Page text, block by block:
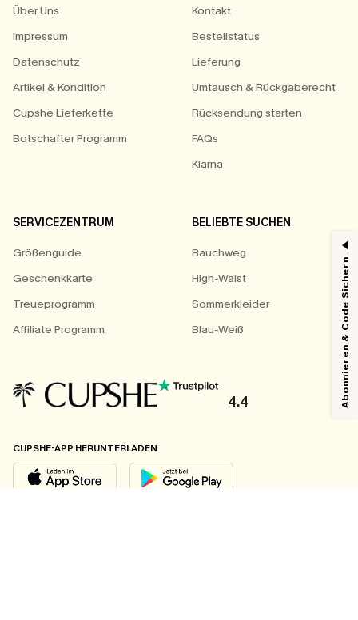
Über Uns
Impressum
Datenschutz
Artikel & Kondition
Cupshe Lieferkette
Botschafter Programm
Kontakt
Bestellstatus
Lieferung
Umtausch & Rückgaberecht
Rücksendung starten
FAQs
Klarna
SERVICEZENTRUM
Größenguide
Geschenkkarte
Treueprogramm
Affiliate Programm
BELIEBTE SUCHEN
Bauchweg
High-Waist
Sommerkleider
Blau-Weiß
4.4
CUPSHE-APP HERUNTERLADEN
Abonnieren & Code Sichern